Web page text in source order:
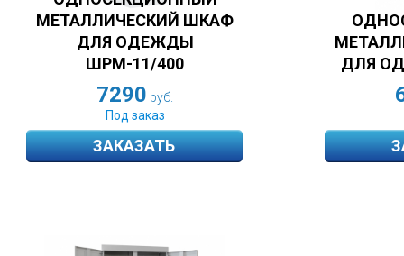
МЕТАЛЛИЧЕСКИЙ ШКАФ
ДЛЯ ОДЕЖДЫ
ШРМ-11/400
7290 руб.
Под заказ
ЗАКАЗАТЬ
ДЛЯ